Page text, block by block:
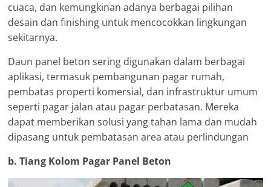
cuaca, dan kemungkinan adanya berbagai pilihan
desain dan finishing untuk mencocokkan lingkungan
sekitarnya.
Daun panel beton sering digunakan dalam berbagai
aplikasi, termasuk pembangunan pagar rumah,
pembatas properti komersial, dan infrastruktur umum
seperti pagar jalan atau pagar perbatasan. Mereka
dapat memberikan solusi yang tahan lama dan mudah
dipasang untuk pembatasan area atau perlindungan
b. Tiang Kolom Pagar Panel Beton